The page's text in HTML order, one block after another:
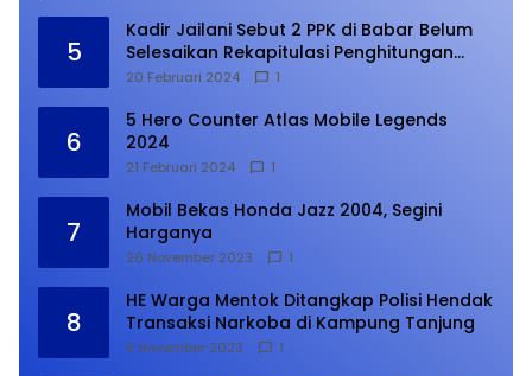
5
Kadir Jailani Sebut 2 PPK di Babar Belum
Selesaikan Rekapitulasi Penghitungan
Suara
20 Februari 2024 1
6
5 Hero Counter Atlas Mobile Legends
2024
21 Februari 2024 1
7
Mobil Bekas Honda Jazz 2004, Segini
Harganya
26 November 2023 1
8
HE Warga Mentok Ditangkap Polisi Hendak
Transaksi Narkoba di Kampung Tanjung
9 November 2023 1